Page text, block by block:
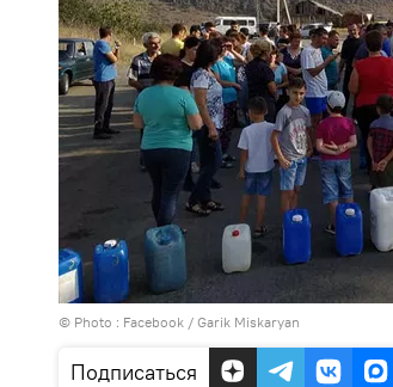
© Photo : Facebook / Garik Miskaryan
Подписаться